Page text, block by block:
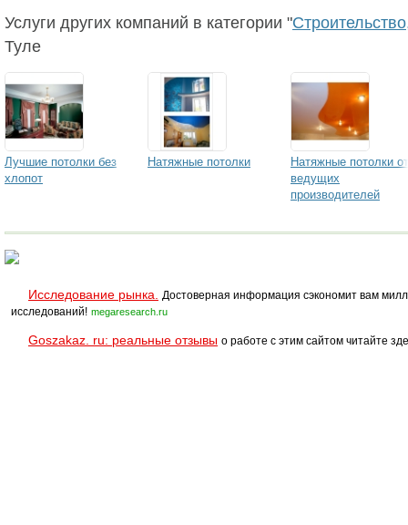
Услуги других компаний в категории "
Туле
Лучшие потолки без
хлопот
Натяжные потолки
Натяжные потолки от
ведущих
производителей
Исследование рынка.
Достоверная информация сэкономит вам
исследований! megaresearch.ru
Goszakaz. ru: реальные отзывы о работе с этим сайтом читайте